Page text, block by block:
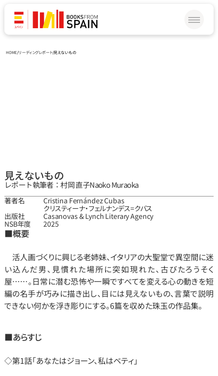
HOME/リーディングレポート/見えないもの
見えないもの
レポート執筆者：村岡 直子Naoko Muraoka
著者名
Cristina Fernández Cubas
クリスティーナ・フェルナンデス=クバス
出版社
Casanovas & Lynch Literary Agency
NSB年度
2025
■概要
活人画づくりに興じる老姉妹、イタリアの大聖堂で異空間に迷
い込んだ男、見慣れた場所に突如現れた、古びたろうそく
屋……。日常に潜む恐怖や一瞬ですべてを変える心の動きを短
編の名手が巧みに描き出し、目には見えないもの、言葉で説明
できない何かを浮き彫りにする。6篇を収めた珠玉の作品集。
■あらすじ
◇第1話「あなたはジョーン、私はベティ」